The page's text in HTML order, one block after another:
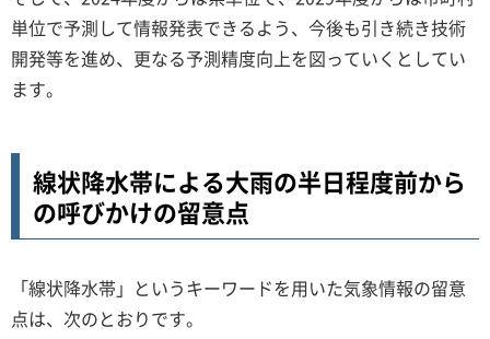
単位で予測して情報発表できるよう、今後も引き続き技術
開発等を進め、更なる予測精度向上を図っていくとしてい
ます。
線状降水帯による大雨の半日程度前から
の呼びかけの留意点
「線状降水帯」というキーワードを用いた気象情報の留意
点は、次のとおりです。